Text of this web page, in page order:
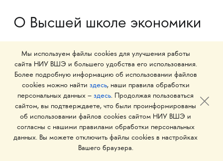
О Высшей школе экономики
>60 700
студентов
и аспирантов
>4 400
Мы используем файлы cookies для улучшения работы
сайта НИУ ВШЭ и большего удобства его использования.
Более подробную информацию об использовании файлов
cookies можно найти здесь, наши правила обработки
персональных данных – здесь. Продолжая пользоваться
сайтом, вы подтверждаете, что были проинформированы
об использовании файлов cookies сайтом НИУ ВШЭ и
согласны с нашими правилами обработки персональных
данных. Вы можете отключить файлы cookies в настройках
Вашего браузера.